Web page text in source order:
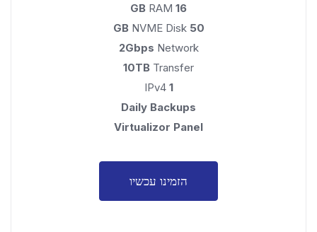
16 GB
RAM
50 GB
NVME Disk
2Gbps Network
10TB Transfer
1
IPv4
Daily Backups
Virtualizor Panel
הזמינו עכשיו